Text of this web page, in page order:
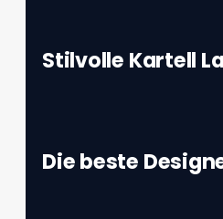
Stilvolle Kartell
Die beste